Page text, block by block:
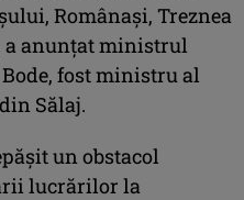
Românași, Treznea
a anunțat ministrul
fost ministru al
Sălaj.
un obstacol
lucrărilor la